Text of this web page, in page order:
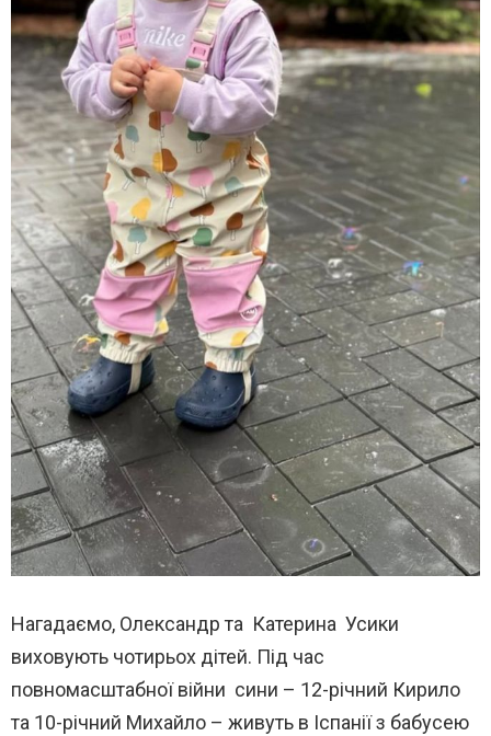
Нагадаємо, Олександр та Катерина Усики
виховують чотирьох дітей. Під час
повномасштабної війни сини – 12-річний Кирило
та 10-річний Михайло – живуть в Іспанії з бабусею